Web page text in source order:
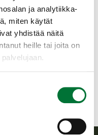
ja analytiikka-
miten käytät
yhdistää näitä
heille tai joita on